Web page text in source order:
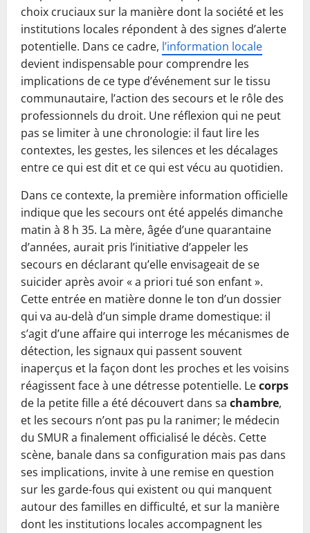
choix cruciaux sur la manière dont la société et les
institutions locales répondent à des signes d’alerte
potentielle. Dans ce cadre, l’information locale
devient indispensable pour comprendre les
implications de ce type d’événement sur le tissu
communautaire, l’action des secours et le rôle des
professionnels du droit. Une réflexion qui ne peut
pas se limiter à une chronologie: il faut lire les
contextes, les gestes, les silences et les décalages
entre ce qui est dit et ce qui est vécu au quotidien.
Dans ce contexte, la première information officielle
indique que les secours ont été appelés dimanche
matin à 8 h 35. La mère, âgée d’une quarantaine
d’années, aurait pris l’initiative d’appeler les
secours en déclarant qu’elle envisageait de se
suicider après avoir « a priori tué son enfant ».
Cette entrée en matière donne le ton d’un dossier
qui va au-delà d’un simple drame domestique: il
s’agit d’une affaire qui interroge les mécanismes de
détection, les signaux qui passent souvent
inaperçus et la façon dont les proches et les voisins
réagissent face à une détresse potentielle. Lecorps
de la petite fille a été découvert dans sa chambre,
et les secours n’ont pas pu la ranimer; le médecin
du SMUR a finalement officialisé le décès. Cette
scène, banale dans sa configuration mais pas dans
ses implications, invite à une remise en question
sur les garde-fous qui existent ou qui manquent
autour des familles en difficulté, et sur la manière
dont les institutions locales accompagnent les